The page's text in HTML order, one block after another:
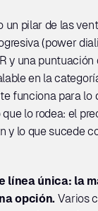
un pilar de las
(power
y una puntuación
en la
funciona para lo
lo rodea: el
y lo que sucede
línea única: la
opción. Varios